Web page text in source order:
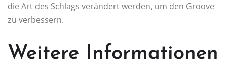
die Art des Schlags verändert werden, um den Groove
zu verbessern.
Weitere Informationen